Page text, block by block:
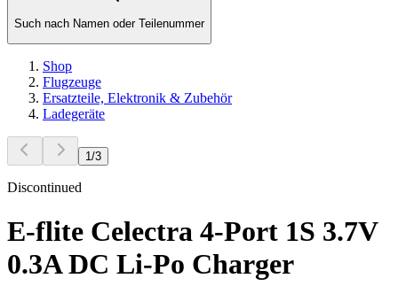
Such nach Namen oder Teilenummer
Shop
Flugzeuge
Ersatzteile, Elektronik & Zubehör
Ladegeräte
1/3
Discontinued
E-flite Celectra 4-Port 1S 3.7V
0.3A DC Li-Po Charger